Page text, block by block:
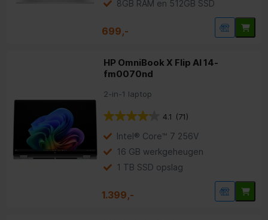
8GB RAM en 512GB SSD
699,-
HP OmniBook X Flip AI 14-
fm0070nd
2-in-1 laptop
4.1 (71)
Intel® Core™ 7 256V
16 GB werkgeheugen
1 TB SSD opslag
1.399,-